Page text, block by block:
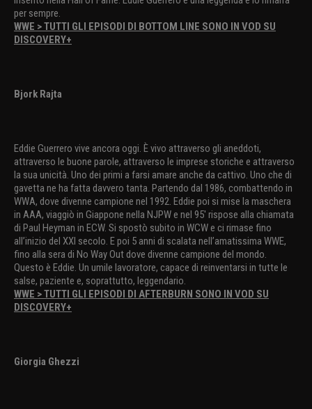
per sempre.
WWE > TUTTI GLI EPISODI DI BOTTOM LINE SONO IN VOD SU
DISCOVERY+
Bjork Rajta
Eddie Guerrero vive ancora oggi. È vivo attraverso gli aneddoti,
attraverso le buone parole, attraverso le imprese storiche e attraverso
la sua unicità. Uno dei primi a farsi amare anche da cattivo. Uno che di
gavetta ne ha fatta davvero tanta. Partendo dal 1986, combattendo in
WWA, dove divenne campione nel 1992. Eddie poi si mise la maschera
in AAA, viaggiò in Giappone nella NJPW e nel 95′ rispose alla chiamata
di Paul Heyman in ECW. Si spostò subito in WCW e ci rimase fino
all’inizio del XXI secolo. E poi 5 anni di scalata nell’amatissima WWE,
fino alla sera di No Way Out dove divenne campione del mondo.
Questo è Eddie. Un umile lavoratore, capace di reinventarsi in tutte le
salse, paziente e, soprattutto, leggendario.
WWE > TUTTI GLI EPISODI DI AFTERBURN SONO IN VOD SU
DISCOVERY+
Giorgia Ghezzi